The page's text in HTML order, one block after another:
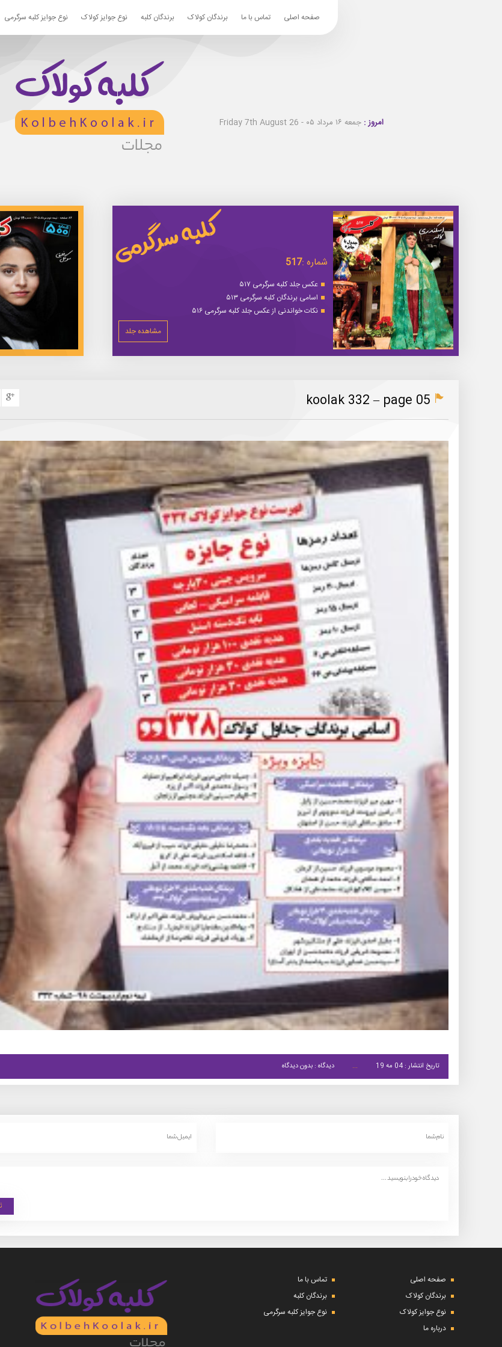
صفحه اصلی تماس با ما برندگان کولاک برندگان کلبه نوع جوایز کولاک نوع جوایز کلبه سرگرمی
امروز : جمعه ۱۶ مرداد ۰۵ - Friday 7th August 26
شماره :517
عکس جلد کلبه سرگرمی ۵۱۷
اسامی برندگان کلبه سرگرمی ۵۱۳
نکات خواندنی از عکس جلد کلبه سرگرمی ۵۱۶
مشاهده جلد
koolak 332 – page 05
تاریخ انتشار : 04 مه 19 دیدگاه : بدون دیدگاه
صفحه اصلی
تماس با ما
برندگان کولاک
برندگان کلبه
نوع جوایز کولاک
نوع جوایز کلبه سرگرمی
درباره ما